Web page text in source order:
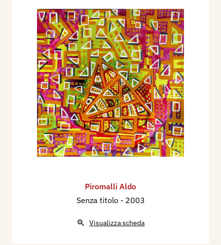
Piromalli Aldo
Senza titolo - 2003
Visualizza scheda